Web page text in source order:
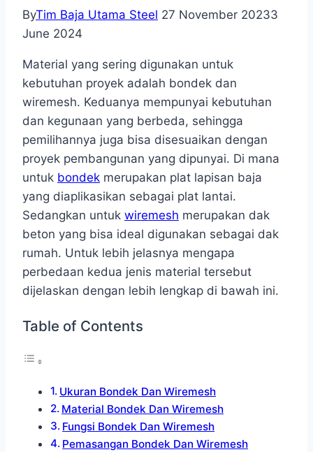
ByTim Baja Utama Steel 27 November 20233
June 2024
Material yang sering digunakan untuk
kebutuhan proyek adalah bondek dan
wiremesh. Keduanya mempunyai kebutuhan
dan kegunaan yang berbeda, sehingga
pemilihannya juga bisa disesuaikan dengan
proyek pembangunan yang dipunyai. Di mana
untuk bondek merupakan plat lapisan baja
yang diaplikasikan sebagai plat lantai.
Sedangkan untuk wiremesh merupakan dak
beton yang bisa ideal digunakan sebagai dak
rumah. Untuk lebih jelasnya mengapa
perbedaan kedua jenis material tersebut
dijelaskan dengan lebih lengkap di bawah ini.
Table of Contents
Ukuran Bondek Dan Wiremesh
Material Bondek Dan Wiremesh
Fungsi Bondek Dan Wiremesh
Pemasangan Bondek Dan Wiremesh